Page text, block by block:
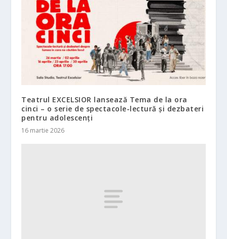
Teatrul EXCELSIOR lansează Tema de la ora
cinci – o serie de spectacole-lectură și dezbateri
pentru adolescenți
16 martie 2026